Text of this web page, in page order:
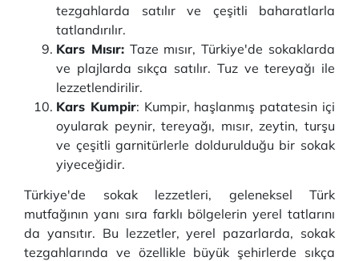
tezgahlarda satılır ve çeşitli baharatlarla
tatlandırılır.
Kars Mısır:Taze mısır, Türkiye'de sokaklarda
ve plajlarda sıkça satılır. Tuz ve tereyağı ile
lezzetlendirilir.
Kars Kumpir: Kumpir, haşlanmış patatesin içi
oyularak peynir, tereyağı, mısır, zeytin, turşu
ve çeşitli garnitürlerle doldurulduğu bir sokak
yiyeceğidir.
Türkiye'de sokak lezzetleri, geleneksel Türk
mutfağının yanı sıra farklı bölgelerin yerel tatlarını
da yansıtır. Bu lezzetler, yerel pazarlarda, sokak
tezgahlarında ve özellikle büyük şehirlerde sıkça